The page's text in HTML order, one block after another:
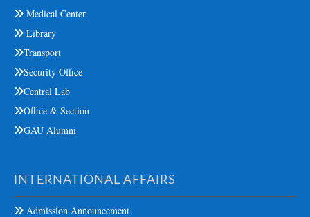
Medical Center
Library
Transport
Security Office
Central Lab
Office & Section
GAU Alumni
INTERNATIONAL AFFAIRS
Admission Announcement